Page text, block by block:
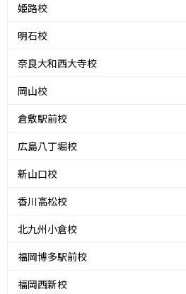
姫路校
明石校
奈良大和西大寺校
岡山校
倉敷駅前校
広島八丁堀校
新山口校
香川高松校
北九州小倉校
福岡博多駅前校
福岡西新校